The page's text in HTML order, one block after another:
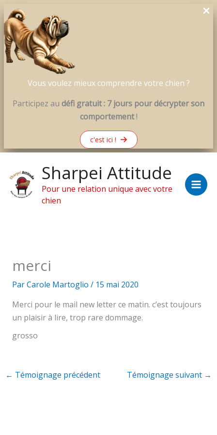
Vous voulez mieux comprendre votre chien ?
Participez au défi gratuit : 7 jours pour décrypter son
comportement!
c'est ici !
contenu
Sharpei Attitude
Pour une relation unique avec votre
chien
merci
ParCarole Martoglio / 15 mai 2020
Merci pour le mail new letter ce matin. c’est toujours
un plaisir à lire, trop rare dommage.
grosso
← Témoignage précédent Témoignage suivant →